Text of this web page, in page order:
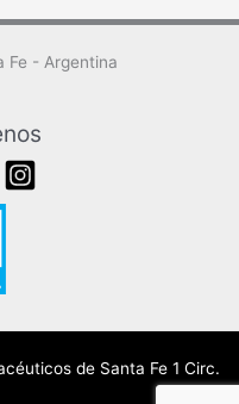
Fe - Argentina
de Santa Fe 1 Circ.